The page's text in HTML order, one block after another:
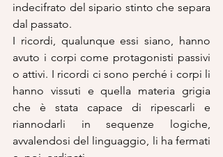
indecifrato del sipario stinto che separa
dal passato.
I ricordi, qualunque essi siano, hanno
avuto i corpi come protagonisti passivi
o attivi. I ricordi ci sono perché i corpi li
hanno vissuti e quella materia grigia
che è stata capace di ripescarli e
riannodarli in sequenze logiche,
avvalendosi del linguaggio, li ha fermati